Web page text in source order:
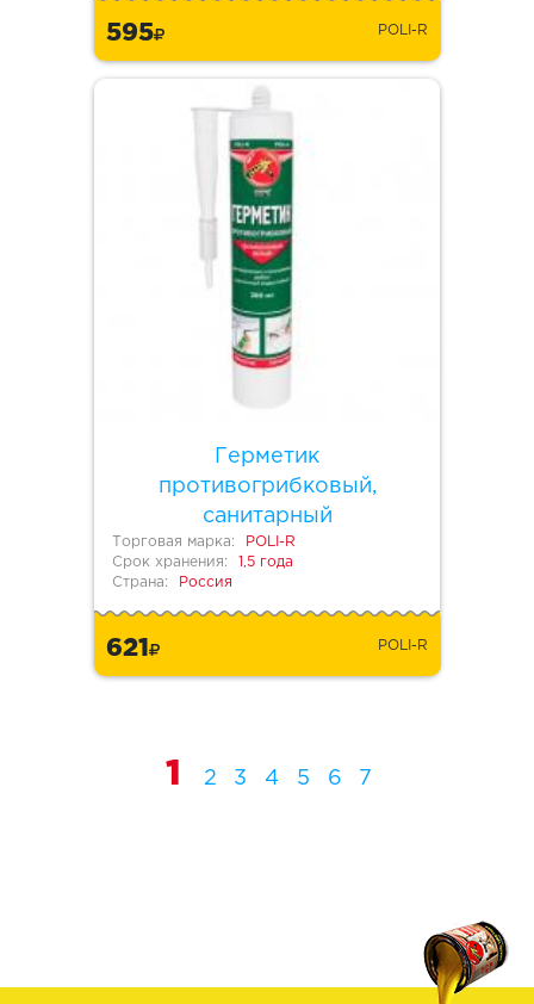
595 POLI-R
Герметик
противогрибковый,
санитарный
Торговая марка:
POLI-R
Срок хранения:
1,5 года
Страна:
Россия
621 POLI-R
1 2 3 4 5 6 7